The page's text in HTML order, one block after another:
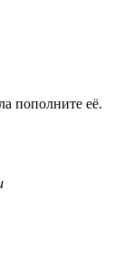
пополните её.